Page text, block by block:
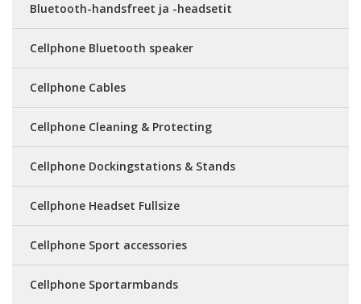
Bluetooth-handsfreet ja -headsetit
Cellphone Bluetooth speaker
Cellphone Cables
Cellphone Cleaning & Protecting
Cellphone Dockingstations & Stands
Cellphone Headset Fullsize
Cellphone Sport accessories
Cellphone Sportarmbands